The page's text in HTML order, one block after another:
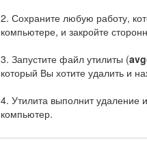
2. Сохраните любую работу,
компьютере, и закройте
3. Запустите файл утилиты (
который Вы хотите удалить и
4. Утилита выполнит удаление
компьютер.